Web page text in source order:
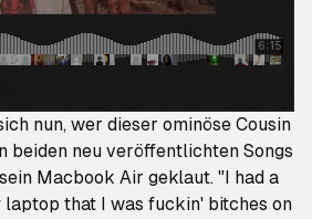
nun, wer dieser ominöse Cousin
beiden neu veröffentlichten Songs
Macbook Air geklaut. "I had a
that I was fuckin' bitches on